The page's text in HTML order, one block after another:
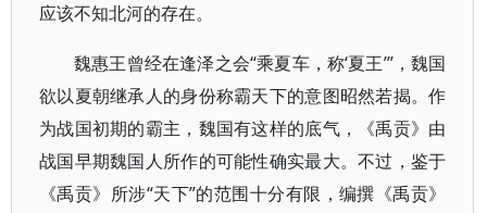
应该不知北河的存在。
魏惠王曾经在逢泽之会“乘夏车，称‘夏王’”，魏国
欲以夏朝继承人的身份称霸天下的意图昭然若揭。作
为战国初期的霸主，魏国有这样的底气，《禹贡》由
战国早期魏国人所作的可能性确实最大。不过，鉴于
《禹贡》所涉“天下”的范围十分有限，编撰《禹贡》